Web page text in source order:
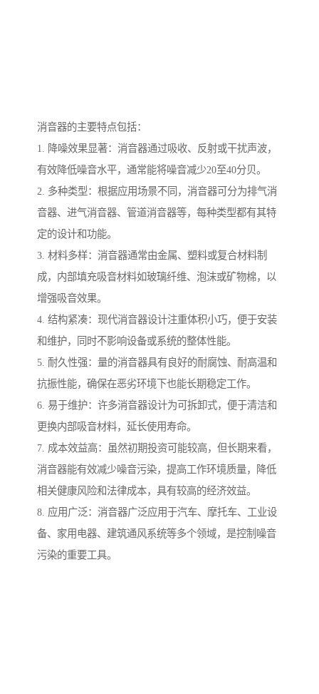
消音器的主要特点包括：
1. 降噪效果显著：消音器通过吸收、反射或干扰声波，
有效降低噪音水平，通常能将噪音减少20至40分贝。
2. 多种类型：根据应用场景不同，消音器可分为排气消
音器、进气消音器、管道消音器等，每种类型都有其特
定的设计和功能。
3. 材料多样：消音器通常由金属、塑料或复合材料制
成，内部填充吸音材料如玻璃纤维、泡沫或矿物棉，以
增强吸音效果。
4. 结构紧凑：现代消音器设计注重体积小巧，便于安装
和维护，同时不影响设备或系统的整体性能。
5. 耐久性强：量的消音器具有良好的耐腐蚀、耐高温和
抗振性能，确保在恶劣环境下也能长期稳定工作。
6. 易于维护：许多消音器设计为可拆卸式，便于清洁和
更换内部吸音材料，延长使用寿命。
7. 成本效益高：虽然初期投资可能较高，但长期来看，
消音器能有效减少噪音污染，提高工作环境质量，降低
相关健康风险和法律成本，具有较高的经济效益。
8. 应用广泛：消音器广泛应用于汽车、摩托车、工业设
备、家用电器、建筑通风系统等多个领域，是控制噪音
污染的重要工具。